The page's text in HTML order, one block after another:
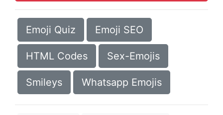
Emoji Quiz Emoji SEO
HTML Codes Sex-Emojis
Smileys Whatsapp Emojis